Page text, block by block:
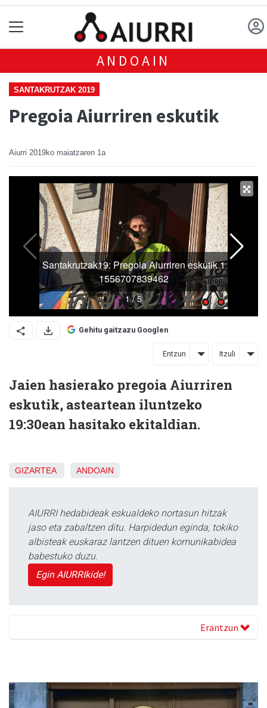
ANDOAIN
SANTAKRUTZAK 2019
Pregoia Aiurriren eskutik
Aiurri 2019ko maiatzaren 1a
Gehitu gaitzazu Googlen
Entzun Itzuli
Jaien hasierako pregoia Aiurriren
eskutik, asteartean iluntzeko
19:30ean hasitako ekitaldian.
GIZARTEA ANDOAIN
AIURRI hedabideak eskualdeko nortasun hitzak
jaso eta zabaltzen ditu. Harpidedun eginda, tokiko
albisteak euskaraz lantzen dituen komunikabidea
babestuko duzu.
Egin AIURRIkide!
Erantzun